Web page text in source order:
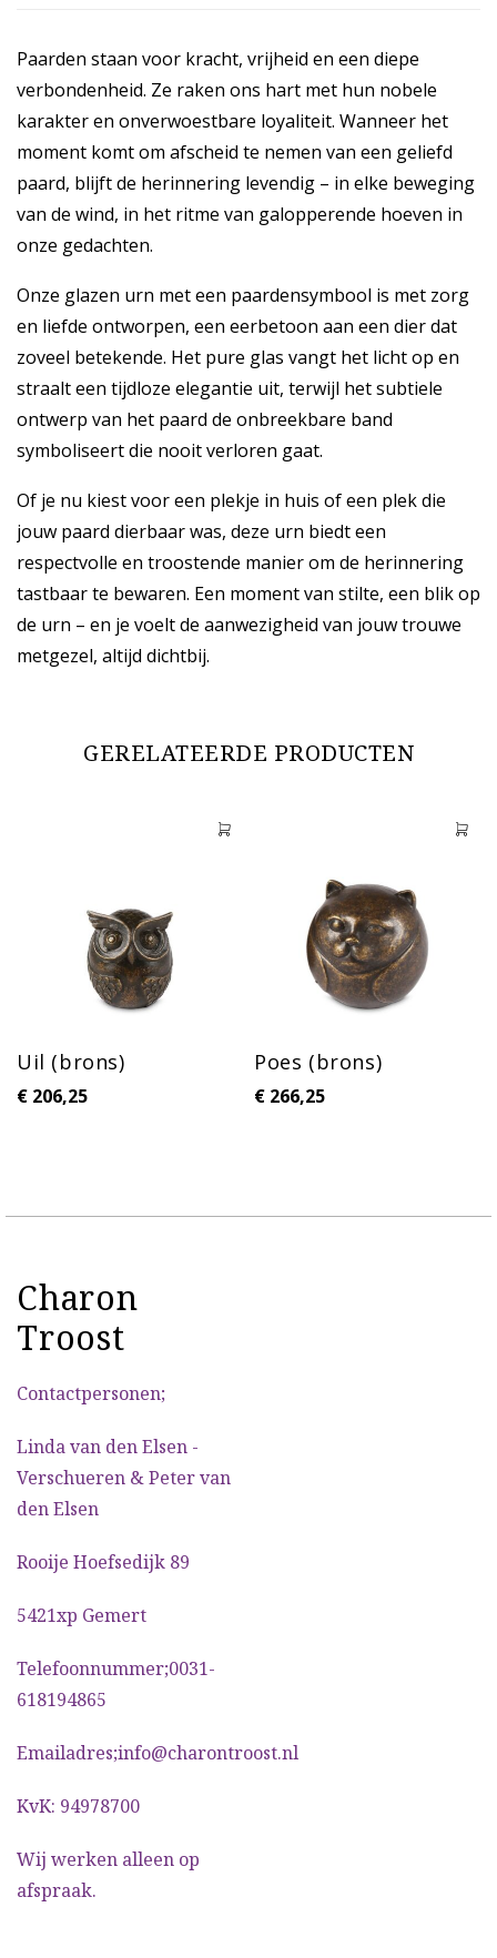
Paarden staan voor kracht, vrijheid en een diepe
verbondenheid. Ze raken ons hart met hun nobele
karakter en onverwoestbare loyaliteit. Wanneer het
moment komt om afscheid te nemen van een geliefd
paard, blijft de herinnering levendig – in elke beweging
van de wind, in het ritme van galopperende hoeven in
onze gedachten.
Onze glazen urn met een paardensymbool is met zorg
en liefde ontworpen, een eerbetoon aan een dier dat
zoveel betekende. Het pure glas vangt het licht op en
straalt een tijdloze elegantie uit, terwijl het subtiele
ontwerp van het paard de onbreekbare band
symboliseert die nooit verloren gaat.
Of je nu kiest voor een plekje in huis of een plek die
jouw paard dierbaar was, deze urn biedt een
respectvolle en troostende manier om de herinnering
tastbaar te bewaren. Een moment van stilte, een blik op
de urn – en je voelt de aanwezigheid van jouw trouwe
metgezel, altijd dichtbij.
GERELATEERDE PRODUCTEN
Uil (brons)
€ 206,25
Poes (brons)
€ 266,25
Charon
Troost
Contactpersonen;
Linda van den Elsen -
Verschueren & Peter van
den Elsen
Rooije Hoefsedijk 89
5421xp Gemert
Telefoonnummer;0031-
618194865
Emailadres;info@charontroost.nl
KvK: 94978700
Wij werken alleen op
afspraak.